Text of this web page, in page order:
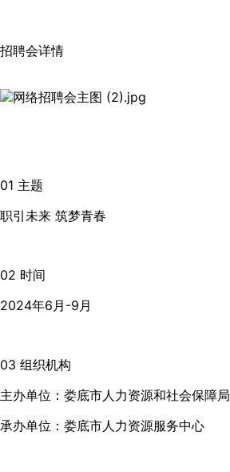
招聘会详情
01 主题
职引未来 筑梦青春
02 时间
2024年6月-9月
03 组织机构
主办单位：娄底市人力资源和社会保障局
承办单位：娄底市人力资源服务中心